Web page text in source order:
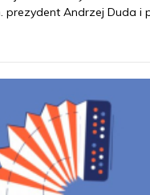
prezydent Andrzej Duda i